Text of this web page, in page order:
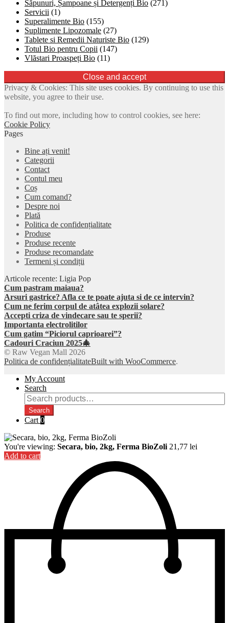
Săpunuri, Șampoane și Detergenți Bio (271)
Servicii (1)
Superalimente Bio (155)
Suplimente Lipozomale (27)
Tablete si Remedii Naturiste Bio (129)
Totul Bio pentru Copii (147)
Vlăstari Proaspeți Bio (11)
Privacy & Cookies: This site uses cookies. By continuing to use this
website, you agree to their use.
To find out more, including how to control cookies, see here:
Cookie Policy
Pages
Bine ați venit!
Categorii
Contact
Contul meu
Coș
Cum comand?
Despre noi
Plată
Politica de confidențialitate
Produse
Produse recente
Produse recomandate
Termeni și condiții
Articole recente: Ligia Pop
Cum pastram maiaua?
Arsuri gastrice? Afla ce te poate ajuta si de ce intervin?
Cum ne ferim corpul de atâtea explozii solare?
Accepti criza de vindecare sau te sperii?
Importanta electrolitilor
Cum gatim “Piciorul caprioarei”?
Cadouri Craciun 2025🎄
© Raw Vegan Mall 2026
Politica de confidențialitateBuilt with WooCommerce.
My Account
Search
Search
for:
Search
Cart 0
You're viewing: Secara, bio, 2kg, Ferma BioZoli 21,77 lei
Add to cart